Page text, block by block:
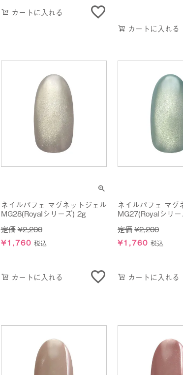
カートに入れる
カートに入れる
ネイルパフェ マグネットジェル
MG28(Royalシリーズ) 2g
定価¥2,200
¥1,760 税込
カートに入れる
ネイルパフェ マグ
MG27(Royalシリ
定価¥2,200
¥1,760 税込
カートに入れる